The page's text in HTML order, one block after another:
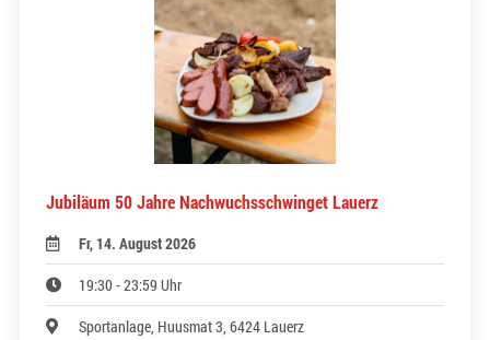
Jubiläum 50 Jahre Nachwuchsschwinget Lauerz
Fr, 14. August 2026
19:30 - 23:59 Uhr
Sportanlage, Huusmat 3, 6424 Lauerz